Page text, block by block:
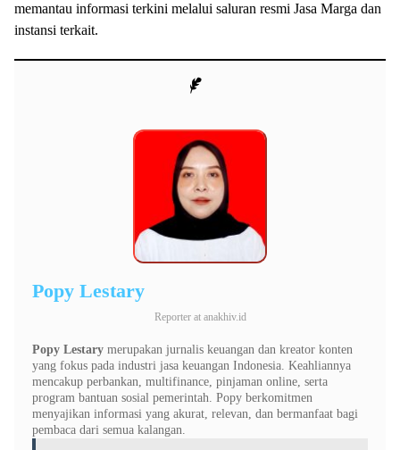
memantau informasi terkini melalui saluran resmi Jasa Marga dan
instansi terkait.
Popy Lestary
Reporter at anakhiv.id
Popy Lestary merupakan jurnalis keuangan dan kreator konten
yang fokus pada industri jasa keuangan Indonesia. Keahliannya
mencakup perbankan, multifinance, pinjaman online, serta
program bantuan sosial pemerintah. Popy berkomitmen
menyajikan informasi yang akurat, relevan, dan bermanfaat bagi
pembaca dari semua kalangan.